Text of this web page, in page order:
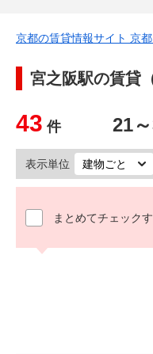
京都の賃貸情報サイト 京
宮之阪駅の賃貸
43 件 21
表示単位
まとめてチェック